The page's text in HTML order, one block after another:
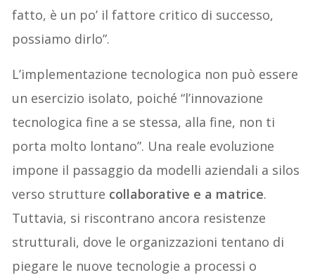
fatto, è un po’ il fattore critico di successo,
possiamo dirlo”.
L’implementazione tecnologica non può essere
un esercizio isolato, poiché “l’innovazione
tecnologica fine a se stessa, alla fine, non ti
porta molto lontano”. Una reale evoluzione
impone il passaggio da modelli aziendali a silos
verso strutture collaborative e a matrice.
Tuttavia, si riscontrano ancora resistenze
strutturali, dove le organizzazioni tentano di
piegare le nuove tecnologie a processi o